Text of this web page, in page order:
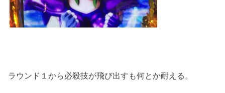
ラウンド１から必殺技が飛び出すも何とか耐える。